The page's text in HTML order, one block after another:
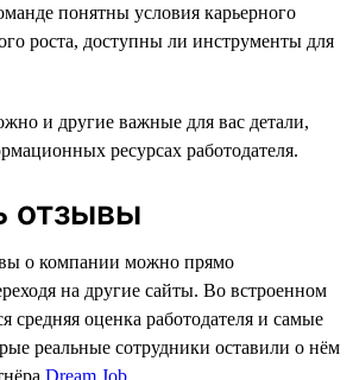
понятны условия карьерного
роста, доступны ли инструменты для
и другие важные для вас детали,
ресурсах работодателя.
отзывы
о компании можно прямо
на другие сайты. Во встроенном
средняя оценка работодателя и самые
реальные сотрудники оставили о нём
Dream Job.